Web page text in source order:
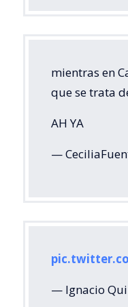
mientras en
que se trata
AH YA
—
— Ignacio